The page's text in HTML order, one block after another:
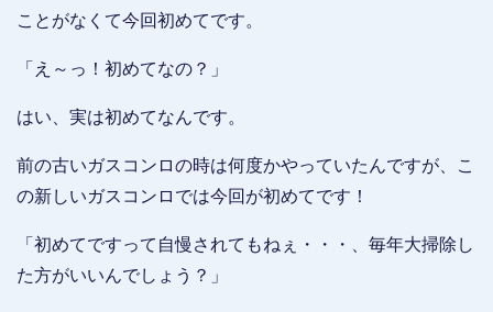
ことがなくて今回初めてです。
「え～っ！初めてなの？」
はい、実は初めてなんです。
前の古いガスコンロの時は何度かやっていたんですが、こ
の新しいガスコンロでは今回が初めてです！
「初めてですって自慢されてもねぇ・・・、毎年大掃除し
た方がいいんでしょう？」